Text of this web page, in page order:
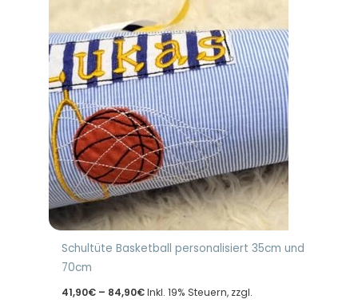
Schultüte Basketball personalisiert 35cm und
70cm
41,90€ – 84,90€Preisspanne:
Inkl. 19% Steuern, zzgl.